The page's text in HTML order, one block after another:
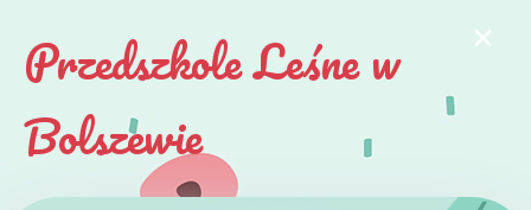
Przedszkole Leśne w
Bolszewie
×